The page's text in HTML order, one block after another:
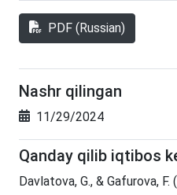
PDF (Russian)
Nashr qilingan
11/29/2024
Qanday qilib iqtibos
Davlatova, G., & Gafurova,